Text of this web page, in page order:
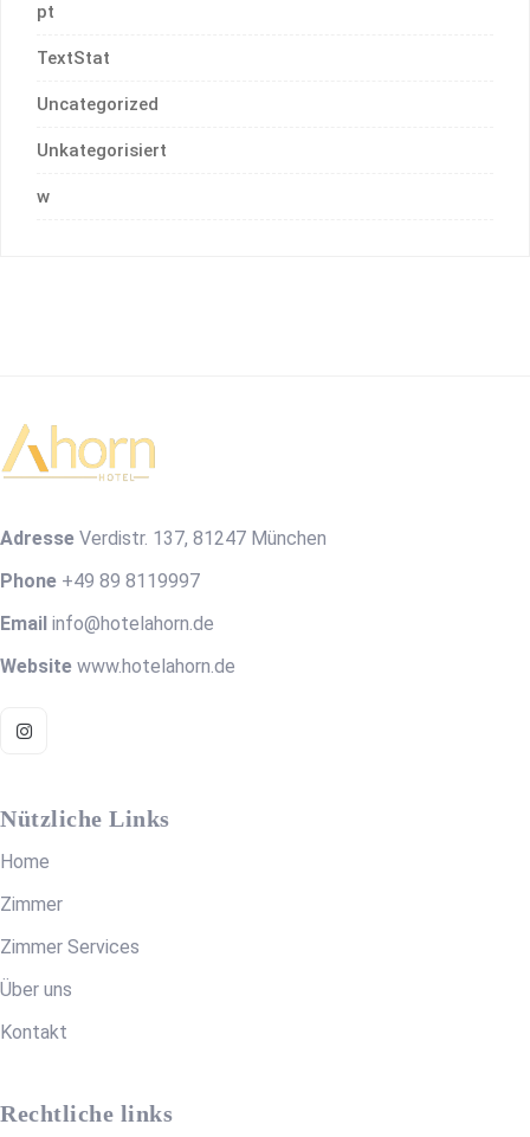
pt
TextStat
Uncategorized
Unkategorisiert
w
Adresse Verdistr. 137, 81247 München
Phone +49 89 8119997
Email info@hotelahorn.de
Website www.hotelahorn.de
Nützliche Links
Home
Zimmer
Zimmer Services
Über uns
Kontakt
Rechtliche links